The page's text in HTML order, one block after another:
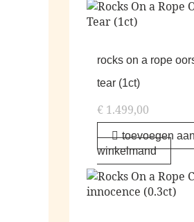
rocks on a rope
tear (1ct)
€ 1.499,00
toevoegen aan
winkelmand